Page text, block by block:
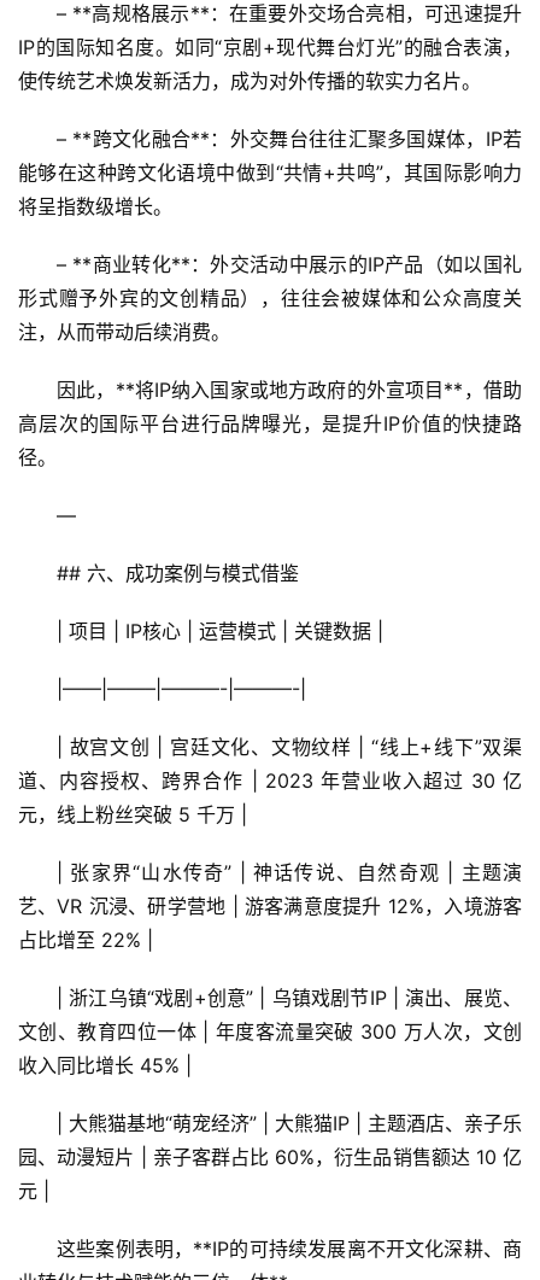
智
慧
旅
A
R
旅
社
区
登录 注册
– **高规格展示**：在重要外交场合亮相，可迅速提升
IP的国际知名度。如同“京剧+现代舞台灯光”的融合表演，
使传统艺术焕发新活力，成为对外传播的软实力名片。
– **跨文化融合**：外交舞台往往汇聚多国媒体，IP若
能够在这种跨文化语境中做到“共情+共鸣”，其国际影响力
将呈指数级增长。
– **商业转化**：外交活动中展示的IP产品（如以国礼
形式赠予外宾的文创精品），往往会被媒体和公众高度关
注，从而带动后续消费。
因此，**将IP纳入国家或地方政府的外宣项目**，借助
高层次的国际平台进行品牌曝光，是提升IP价值的快捷路
径。
—
## 六、成功案例与模式借鉴
| 项目 | IP核心 | 运营模式 | 关键数据 |
|——|——–|———-|———-|
| 故宫文创 | 宫廷文化、文物纹样 | “线上+线下”双渠
道、内容授权、跨界合作 | 2023 年营业收入超过 30 亿
元，线上粉丝突破 5 千万 |
| 张家界“山水传奇” | 神话传说、自然奇观 | 主题演
艺、VR 沉浸、研学营地 | 游客满意度提升 12%，入境游客
占比增至 22% |
| 浙江乌镇“戏剧+创意” | 乌镇戏剧节IP | 演出、展览、
文创、教育四位一体 | 年度客流量突破 300 万人次，文创
收入同比增长 45% |
| 大熊猫基地“萌宠经济” | 大熊猫IP | 主题酒店、亲子乐
园、动漫短片 | 亲子客群占比 60%，衍生品销售额达 10 亿
元 |
这些案例表明，**IP的可持续发展离不开文化深耕、商